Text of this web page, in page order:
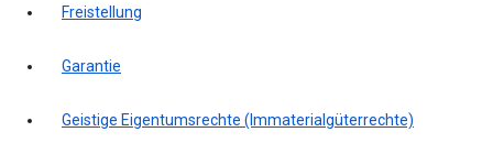
Freistellung
Garantie
Geistige Eigentumsrechte (Immaterialgüterrechte)